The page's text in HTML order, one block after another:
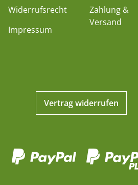
Widerrufsrecht
Impressum
Zahlung &
Versand
Vertrag widerrufen